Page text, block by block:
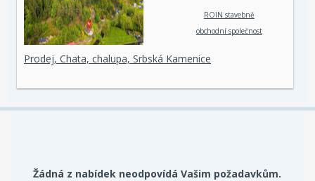
ROIN stavebně
obchodní společnost
Prodej, Chata, chalupa, Srbská Kamenice
Žádná z nabídek neodpovídá Vašim požadavkům.